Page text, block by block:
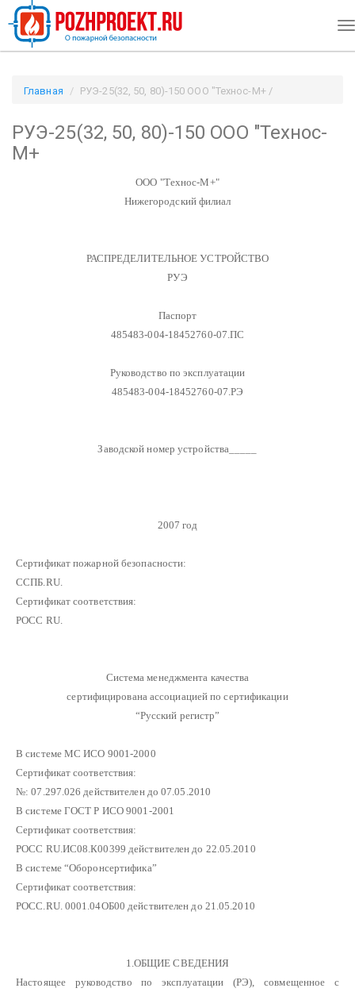
Главная
РУЭ-25(32, 50, 80)-150 ООО "Технос-М+ /
РУЭ-25(32, 50, 80)-150 ООО "Технос-
М+
ООО "Технос-М+"
Нижегородский филиал
РАСПРЕДЕЛИТЕЛЬНОЕ УСТРОЙСТВО
РУЭ
Паспорт
485483-004-18452760-07.ПС
Руководство по эксплуатации
485483-004-18452760-07.РЭ
Заводской номер устройства_____
2007 год
Сертификат пожарной безопасности:
ССПБ.RU.
Сертификат соответствия:
РОСС RU.
Система менеджмента качества
сертифицирована ассоциацией по сертификации
“Русский регистр”
В системе МС ИСО 9001-2000
Сертификат соответствия:
№: 07.297.026 действителен до 07.05.2010
В системе ГОСТ Р ИСО 9001-2001
Сертификат соответствия:
РОСС RU.ИС08.К00399 действителен до 22.05.2010
В системе “Оборонсертифика”
Сертификат соответствия:
РОСС.RU. 0001.04ОБ00 действителен до 21.05.2010
1.ОБЩИЕ СВЕДЕНИЯ
Настоящее руководство по эксплуатации (РЭ), совмещенное с